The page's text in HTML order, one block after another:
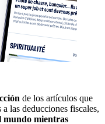
de los artículos que
las deducciones fiscales,
mundo mientras